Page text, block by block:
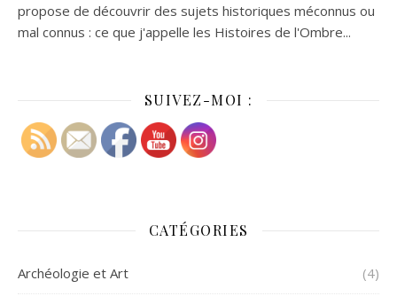
propose de découvrir des sujets historiques méconnus ou
mal connus : ce que j'appelle les Histoires de l'Ombre...
SUIVEZ-MOI :
CATÉGORIES
Archéologie et Art (4)